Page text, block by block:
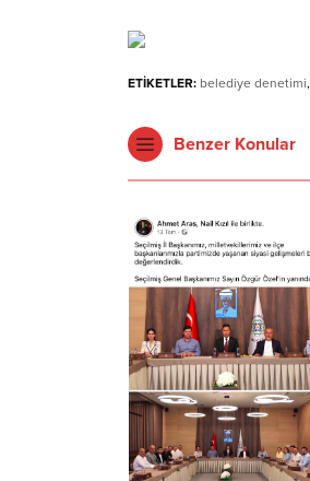
ETİKETLER: belediye denetimi,
Benzer Konular